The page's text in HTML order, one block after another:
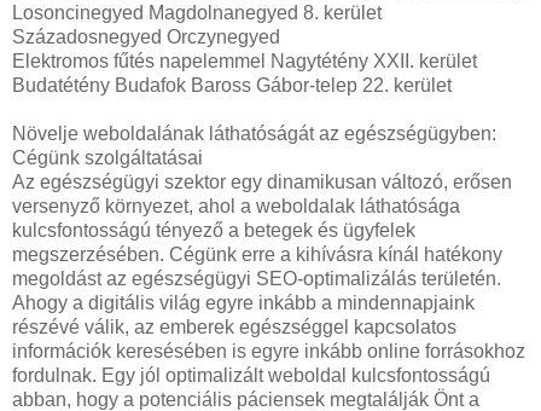
Losoncinegyed Magdolnanegyed 8. kerület
Századosnegyed Orczynegyed
Elektromos fűtés napelemmel Nagytétény XXII. kerület
Budatétény Budafok Baross Gábor-telep 22. kerület
Növelje weboldalának láthatóságát az egészségügyben:
Cégünk szolgáltatásai
Az egészségügyi szektor egy dinamikusan változó, erősen
versenyző környezet, ahol a weboldalak láthatósága
kulcsfontosságú tényező a betegek és ügyfelek
megszerzésében. Cégünk erre a kihívásra kínál hatékony
megoldást az egészségügyi SEO-optimalizálás területén.
Ahogy a digitális világ egyre inkább a mindennapjaink
részévé válik, az emberek egészséggel kapcsolatos
információk keresésében is egyre inkább online forrásokhoz
fordulnak. Egy jól optimalizált weboldal kulcsfontosságú
abban, hogy a potenciális páciensek megtalálják Önt a